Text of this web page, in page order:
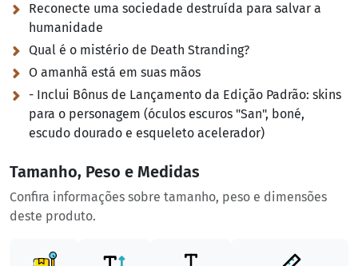
Reconecte uma sociedade destruída para salvar a
humanidade
Qual é o mistério de Death Stranding?
O amanhã está em suas mãos
- Inclui Bônus de Lançamento da Edição Padrão: skins
para o personagem (óculos escuros "San", boné,
escudo dourado e esqueleto acelerador)
Tamanho, Peso e Medidas
Confira informações sobre tamanho, peso e dimensões
deste produto.